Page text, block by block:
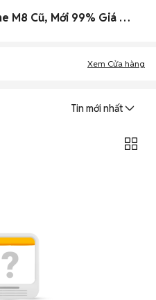
Mua Bán Điện Thoại HTC One M8 Cũ, Mới 99% Giá Rẻ Tại Huyện Nho Quan, Ninh Bình
Xem Cửa hàng
Tin mới nhất